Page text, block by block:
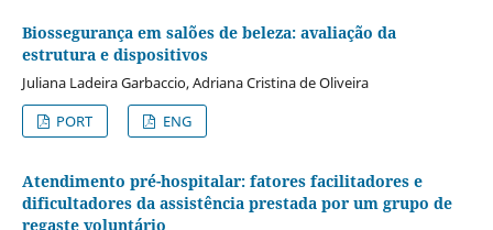
Biossegurança em salões de beleza: avaliação da
estrutura e dispositivos
Juliana Ladeira Garbaccio, Adriana Cristina de Oliveira
PORT
ENG
Atendimento pré-hospitalar: fatores facilitadores e
dificultadores da assistência prestada por um grupo de
regaste voluntário